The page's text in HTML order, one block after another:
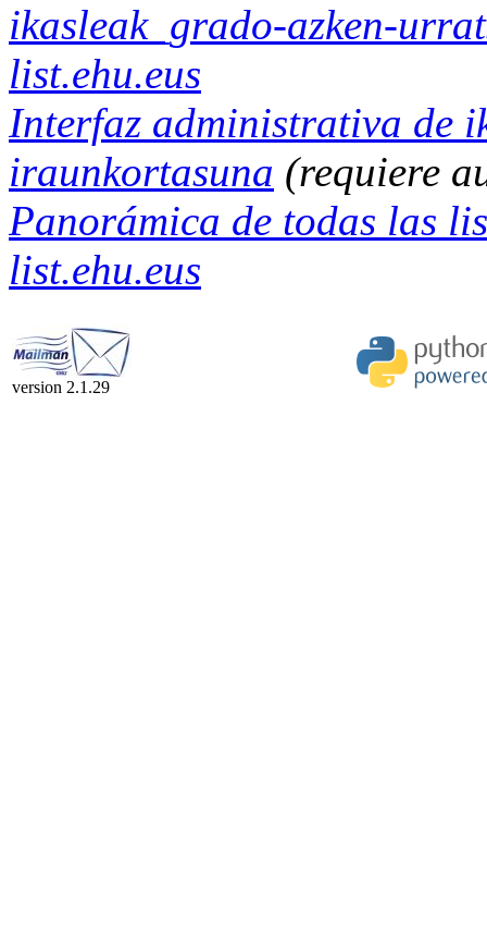
ikasleak_grado-azken-
list.ehu.eus
Interfaz administrativa de
iraunkortasuna (requiere
Panorámica de todas las
list.ehu.eus
version 2.1.29